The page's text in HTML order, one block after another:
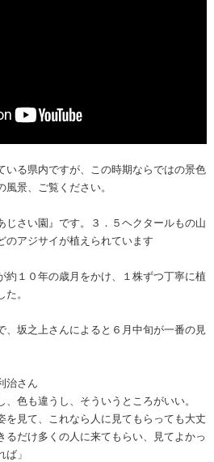
いる県内ですが、この時期ならではの景色
景、ご覧ください。
じさい園』です。３．５ヘクタールもの山
のアジサイが植えられています
約１０年の歳月をかけ、１株ずつ丁寧に植
。
、坂之上さんによると６月中旬が一番の見
治さん
、色も違うし、そういうところがいい。
を見て、これなら人に見てもらっても大丈
るだけ多くの人に来てもらい、見てよかっ
」